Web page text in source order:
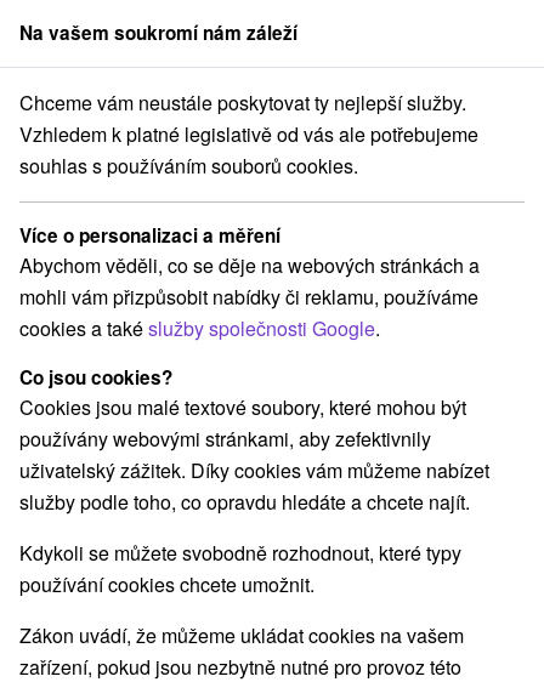
člen skupinySorger
Relax & Harmonie: Relaxační pobyt a odpočinek pro každého
Relax & Harmonie: Relaxační pobyt
a odpočinek pro každého
Hotel Magnólia★★★ ★ Piešťany
Vybrat termín
Navigovat do místa
8,6 vynikající·165 recenzí
Na vašem soukromí nám záleží
Chceme vám neustále poskytovat ty nejlepší služby.
Vzhledem k platné legislativě od vás ale potřebujeme
souhlas s používáním souborů cookies.
Více o personalizaci a měření
Abychom věděli, co se děje na webových stránkách a
mohli vám přizpůsobit nabídky či reklamu, používáme
cookies a takéslužby společnosti Google.
Co jsou cookies?
Cookies jsou malé textové soubory, které mohou být
používány webovými stránkami, aby zefektivnily
uživatelský zážitek. Díky cookies vám můžeme nabízet
služby podle toho, co opravdu hledáte a chcete najít.
Kdykoli se můžete svobodně rozhodnout, které typy
používání cookies chcete umožnit.
Zákon uvádí, že můžeme ukládat cookies na vašem
zařízení, pokud jsou nezbytně nutné pro provoz této